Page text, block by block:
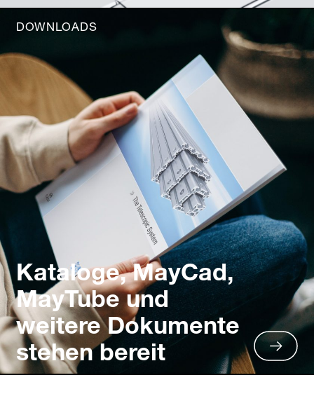
DOWNLOADS
Kataloge, MayCad,
MayTube und
weitere Dokumente
stehen bereit